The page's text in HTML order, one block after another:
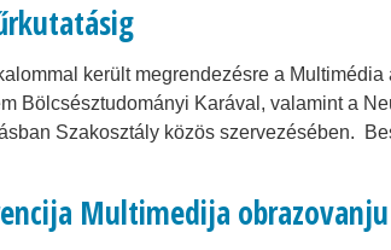
került megrendezésre a
Bölcsésztudományi Karával, valamint a
Szakosztály közös szervezésében.
Multimedija